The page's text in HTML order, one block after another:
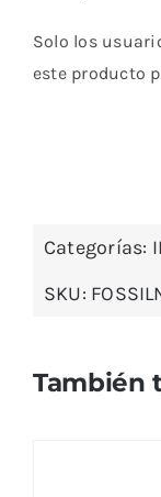
Solo los
este producto
Categorías:
SKU:
También